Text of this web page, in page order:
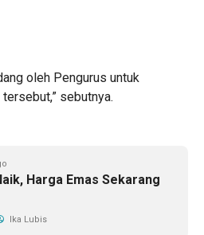
oleh Pengurus untuk
sebutnya.
Harga Emas Sekarang
Ika Lubis